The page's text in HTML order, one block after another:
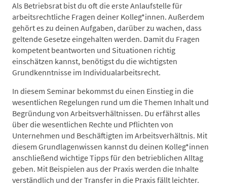
Als Betriebsrat bist du oft die erste Anlaufstelle für
arbeitsrechtliche Fragen deiner Kolleg*innen. Außerdem
gehört es zu deinen Aufgaben, darüber zu wachen, dass
geltende Gesetze eingehalten werden. Damit du Fragen
kompetent beantworten und Situationen richtig
einschätzen kannst, benötigst du die wichtigsten
Grundkenntnisse im Individualarbeitsrecht.
In diesem Seminar bekommst du einen Einstieg in die
wesentlichen Regelungen rund um die Themen Inhalt und
Begründung von Arbeitsverhältnissen. Du erfährst alles
über die wesentlichen Rechte und Pflichten von
Unternehmen und Beschäftigten im Arbeitsverhältnis. Mit
diesem Grundlagenwissen kannst du deinen Kolleg*innen
anschließend wichtige Tipps für den betrieblichen Alltag
geben. Mit Beispielen aus der Praxis werden die Inhalte
verständlich und der Transfer in die Praxis fällt leichter.